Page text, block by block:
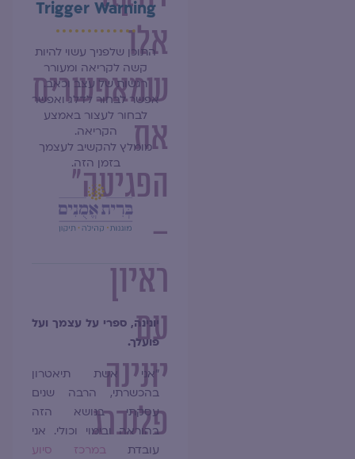
אלו
שמאפשרים
את
הפגיעה"
–
ראיון
עם
יונינה
פלנברג
Trigger Warning
התוכן שלפניך עשוי להיות
קשה לקריאה ומעורר
רגשות של עצב וכאב.
אפשר לבחור לדלג ואפשר
לבחור לעצור באמצע
הקריאה.
מומלץ להקשיב לעצמך
בזמן הזה.
יונינה, ספרי על עצמך ועל
פועלך.
"אני אשת תיאטרון
בהכשרתי, הרבה שנים
עסקתי בנושא הזה
בהוראה ובימוי וכולי. אני
עובדת
במרכז סיוע